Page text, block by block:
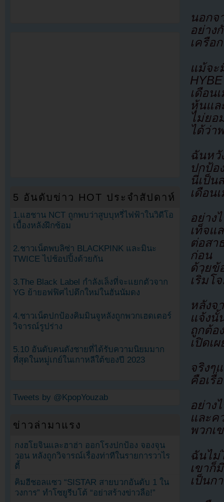
นอก
อย่า
เครือ
แม้จ
เดือน
หุ้นแล
ไม่ยอ
ได้ว่า
ฉันหวั
ปกป้อ
นี่เป็น
เดือน
อย่าง
เท็จแ
ต่อสา
ก่อน
ด้วยข้
เริ่มโ
หลังจ
แจ้งนั้
ถูกต้อ
เปิดเ
จริงๆ
คือเรื่
อย่าง
และค
พวกเ
ฉันไม่
เขาก็
เป็นก
5 อันดับข่าว HOT ประจำสัปดาห์
1.แฮชาน NCT ถูกพบว่าสูบบุหรี่ไฟฟ้าในวิดีโอ
เบื้องหลังฝึกซ้อม
2.ชาวเน็ตพบลิซ่า BLACKPINK และมินะ
TWICE ไปช้อปปิ้งด้วยกัน
3.The Black Label กำลังเล็งที่จะแยกตัวจาก
YG ย้ายอฟฟิศไปตึกใหม่ในฮันนัมดง
4.ชาวเน็ตปกป้องคิมมินจูหลังถูกพวกเฮดเตอร์
วิจารณ์รูปร่าง
5.10 อันดับคนดังชายที่ได้รับความนิยมมาก
ที่สุดในหมู่เกย์ในเกาหลีใต้ของปี 2023
Tweets by @KpopYouzab
ข่าวล่ามาแรง
กงฮโยจินและฮาฮ่า ออกโรงปกป้อง จองจุน
วอน หลังถูกวิจารณ์เรื่องท่าทีในรายการวาไร
ตี้
คิมฮีชอลแซว “SISTAR สายบวกอันดับ 1 ใน
วงการ” ทำโซยูรีบโต้ “อย่าสร้างข่าวลือ!”